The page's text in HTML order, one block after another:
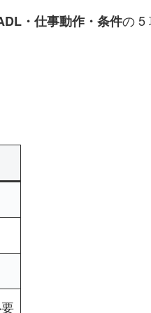
・仕事動作・条件の 5